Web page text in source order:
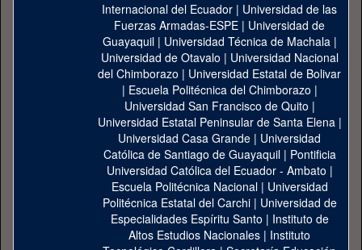
Internacional del Ecuador | Universidad de las
Fuerzas Armadas-ESPE | Universidad de
Guayaquil| Universidad Técnica de Machala|
Universidad de Otavalo | Universidad Nacional
del Chimborazo | Universidad Estatal de Bolivar
| Escuela Politécnica del Chimborazo |
Universidad San Francisco de Quito |
Universidad Estatal Peninsular de Santa Elena|
Universidad Casa Grande | Universidad
Católica de Santiago de Guayaquil| Pontificia
Universidad Católica del Ecuador - Ambato |
Escuela Politécnica Nacional| Universidad
Politécnica Estatal del Carchi| Universidad de
Especialidades Espíritu Santo | Instituto de
Altos Estudios Nacionales | Instituto